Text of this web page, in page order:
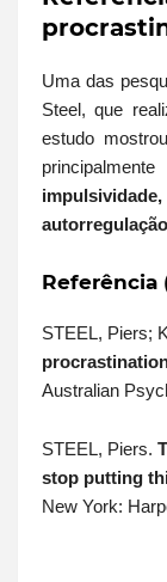
Uma das
Steel, que
estudo
autorregulação
Referência
STEEL, Piers;
Australian
STEEL, Piers.
stop putting
New York: